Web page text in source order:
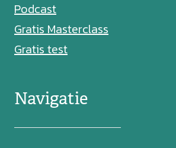
Podcast
Gratis Masterclass
Gratis test
Navigatie